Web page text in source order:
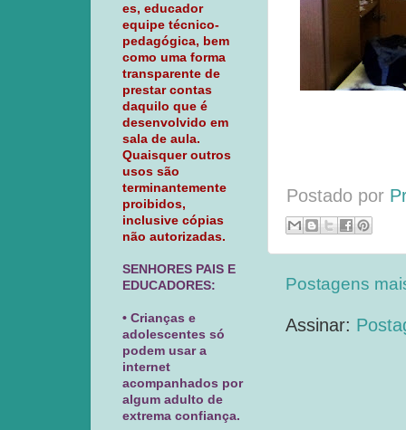
Postado por
Postagens
Assinar:
es, educador
equipe técnico-
pedagógica, bem
como uma forma
transparente de
prestar contas
daquilo que é
desenvolvido em
sala de aula.
Quaisquer outros
usos são
terminantemente
proibidos,
inclusive cópias
não autorizadas.
SENHORES PAIS E
EDUCADORES:
• Crianças e
adolescentes só
podem usar a
internet
acompanhados por
algum adulto de
extrema confiança.